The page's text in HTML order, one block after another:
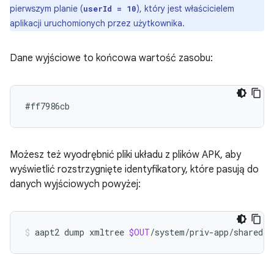
pierwszym planie (userId = 10), który jest właścicielem
aplikacji uruchomionych przez użytkownika.
Dane wyjściowe to końcowa wartość zasobu:
Możesz też wyodrębnić pliki układu z plików APK, aby
wyświetlić rozstrzygnięte identyfikatory, które pasują do
danych wyjściowych powyżej:
aapt2 dump xmltree $OUT/system/priv-app/